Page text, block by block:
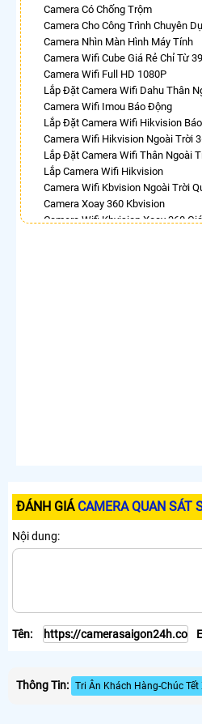
Camera Có Chống Trộm
Camera Cho Công Trình Chuyên
Camera Nhìn Màn Hình Máy Tính
Camera Wifi Cube Giá Rẻ Chỉ Từ
Camera Wifi Full HD 1080P
Lắp Đặt Camera Wifi Dahu Thân
Camera Wifi Imou Báo Động
Lắp Đặt Camera Wifi Hikvision
Camera Wifi Hikvision Ngoài Trời
Lắp Đặt Camera Wifi Thân Ngoài
Lắp Camera Wifi Hikvision
Camera Wifi Kbvision Ngoài Trời
Camera Xoay 360 Kbvision
Camera Wifi Kbvision Xoay 360
ĐÁNH GIÁ CAMERA QUAN SÁT
Nội dung:
Tên:
Thông Tin: Tri Ân Khách Hàng-Chúc Tết